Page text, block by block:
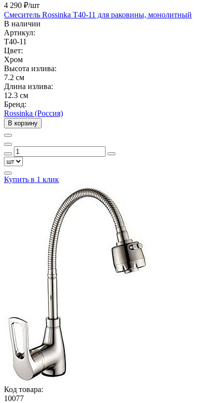
4 290 ₽/шт
Смеситель Rossinka T40-11 для раковины, монолитный
В наличии
Артикул:
T40-11
Цвет:
Хром
Высота излива:
7.2 см
Длина излива:
12.3 см
Бренд:
Rossinka (Россия)
В корзину
Купить в 1 клик
Код товара:
10077